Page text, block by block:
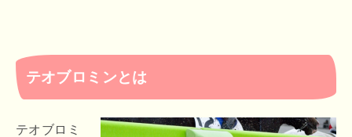
テオブロミンとは
テオブロミ